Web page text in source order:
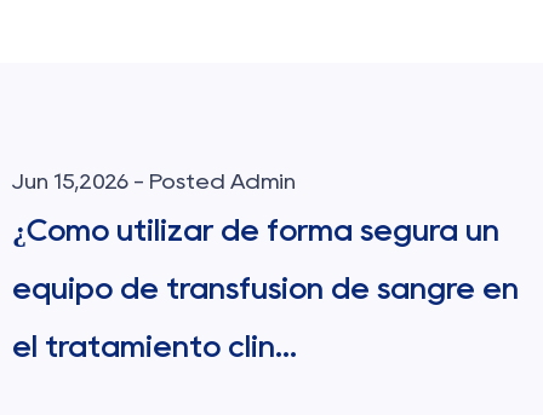
Jun 08,2026 - Posted Admin
¿Cómo elegir la aguja dental
adecuada para inyecciones
indoloras?